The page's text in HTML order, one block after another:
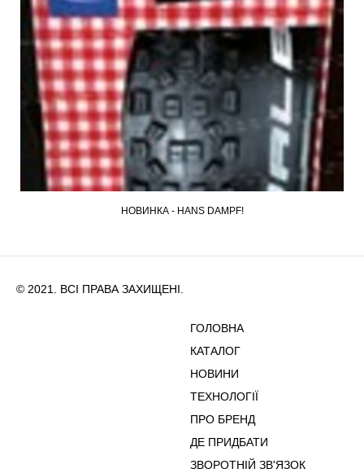
НОВИНКА - HANS DAMPF!
© 2021. ВСІ ПРАВА ЗАХИЩЕНІ.
ГОЛОВНА
КАТАЛОГ
НОВИНИ
ТЕХНОЛОГІЇ
ПРО БРЕНД
ДЕ ПРИДБАТИ
ЗВОРОТНІЙ ЗВ'ЯЗОК